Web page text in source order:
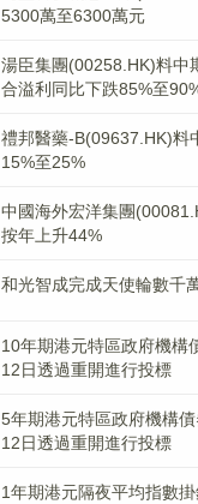
5300萬至6300萬元
湯臣集團(00258.HK)料中
合溢利同比下跌85%至
禮邦醫藥-B(09637.HK)料
15%至25%
中國海外宏洋集團
按年上升44%
和光智成完成天使輪數千
10年期港元特區政府機構
12日透過重開進行投標
5年期港元特區政府機構
12日透過重開進行投標
1年期港元隔夜平均指數